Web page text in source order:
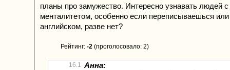
планы про замужество. Интересно узнавать людей с
менталитетом, особенно если переписываешься
английском, разве нет?
Рейтинг: -2 (проголосовало: 2)
16.1 Анна: